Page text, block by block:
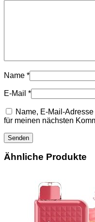
Name *
E-Mail *
Name, E-Mail-
für meinen nächsten
Ähnliche Produkte